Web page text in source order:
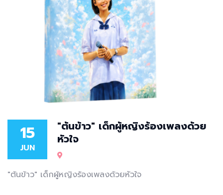
15
JUN
"ต้นข้าว" เด็กผู้หญิงร้องเพลงด้วย
หัวใจ
"ต้นข้าว" เด็กผู้หญิงร้องเพลงด้วยหัวใจ